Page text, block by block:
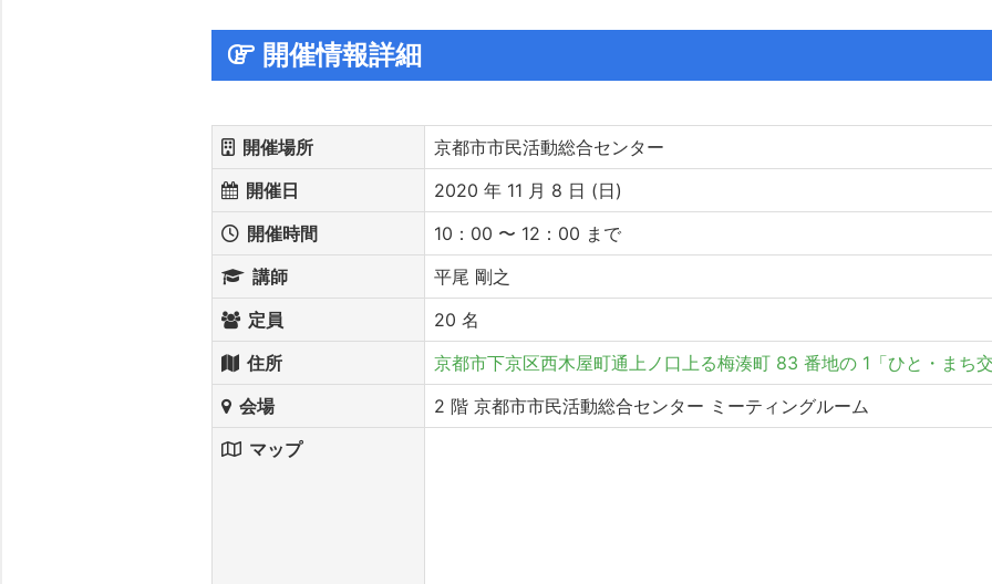
開催情報詳細
開催場所
京都市市民活動総合センター
開催日
2020 年 11 月 8 日 (日)
開催時間
10：00 〜 12：00 まで
講師
平尾 剛之
定員
20 名
住所
京都市下京区西木屋町通上ノ口上る梅湊町 83 番地の 1「ひと・まち交
会場
2 階 京都市市民活動総合センター ミーティングルーム
マップ